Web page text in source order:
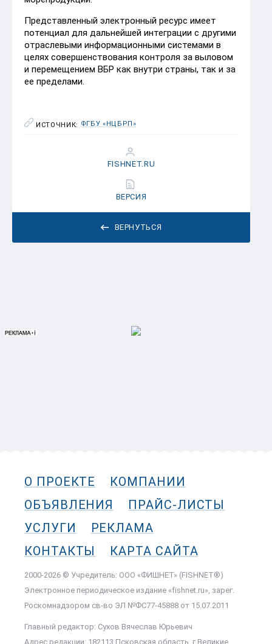
Представленный электронный ресурс имеет
потенциал для дальнейшей интеграции с другими
отраслевыми информационными системами в
целях совершенствования контроля за выловом
и перемещением ВБР как внутри страны, так и за
ее пределами.
ИСТОЧНИК: ФГБУ «НЦБРП»
ВЕРНУТЬСЯ
FISHNET.RU
ВЕРСИЯ
О ПРОЕКТЕ
КОМПАНИИ
ОБЪЯВЛЕНИЯ
ПРАЙС-ЛИСТЫ
УСЛУГИ
РЕКЛАМА
КОНТАКТЫ
КАРТА САЙТА
2000-2026 © Учредитель: ООО «ФИШНЕТ» (FISHNET®)
Электронное периодическое издание «fishnet.ru», зарег.
Роскомнадзором cв-во ЭЛ №ФС77-45888 от 15.07.2011
Главный редактор: Сухов Вячеслав Юрьевич
Адрес редакции: 182113 Псковская область, г.Великие